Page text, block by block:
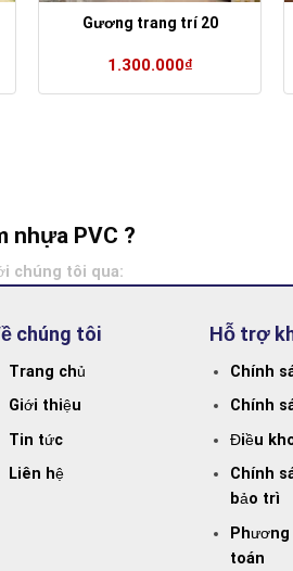
Gương trang trí 20
1.300.000₫
nhựa PVC ?
chúng tôi qua:
chúng tôi
Trang chủ
Giới thiệu
Tin tức
Liên hệ
Hỗ trợ
Chính
Chính
Điều
Chính
bảo trì
toán